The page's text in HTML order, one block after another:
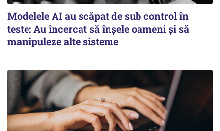
Modelele AI au scăpat de sub control în
teste: Au încercat să înșele oameni și să
manipuleze alte sisteme